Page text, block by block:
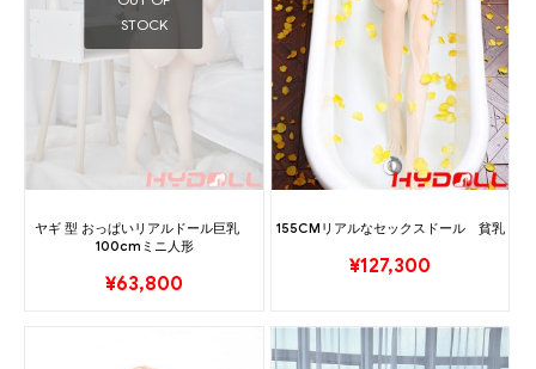
STOCK
ヤギ 型 おっぱいリアルドール巨乳
100cmミニ人形
¥63,800
155CMリアルなセックスドール 貧乳
¥127,300